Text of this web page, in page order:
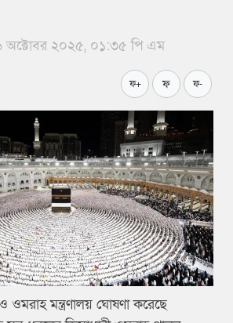
অক্টোবর ২০২৫, ০১:৩৫ পি এম
ফ+ ফ ফ-
মন্ত্রণালয় ঘোষণা করেছে